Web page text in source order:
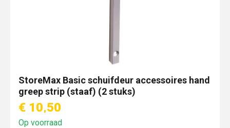
StoreMax Basic schuifdeur accessoires hand
greep strip (staaf) (2 stuks)
€ 10,50
Op voorraad